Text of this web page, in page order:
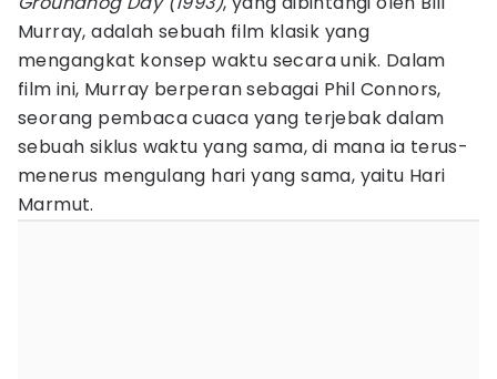
Murray, adalah sebuah film klasik yang
mengangkat konsep waktu secara unik. Dalam
film ini, Murray berperan sebagai Phil Connors,
seorang pembaca cuaca yang terjebak dalam
sebuah siklus waktu yang sama, di mana ia terus-
menerus mengulang hari yang sama, yaitu Hari
Marmut.